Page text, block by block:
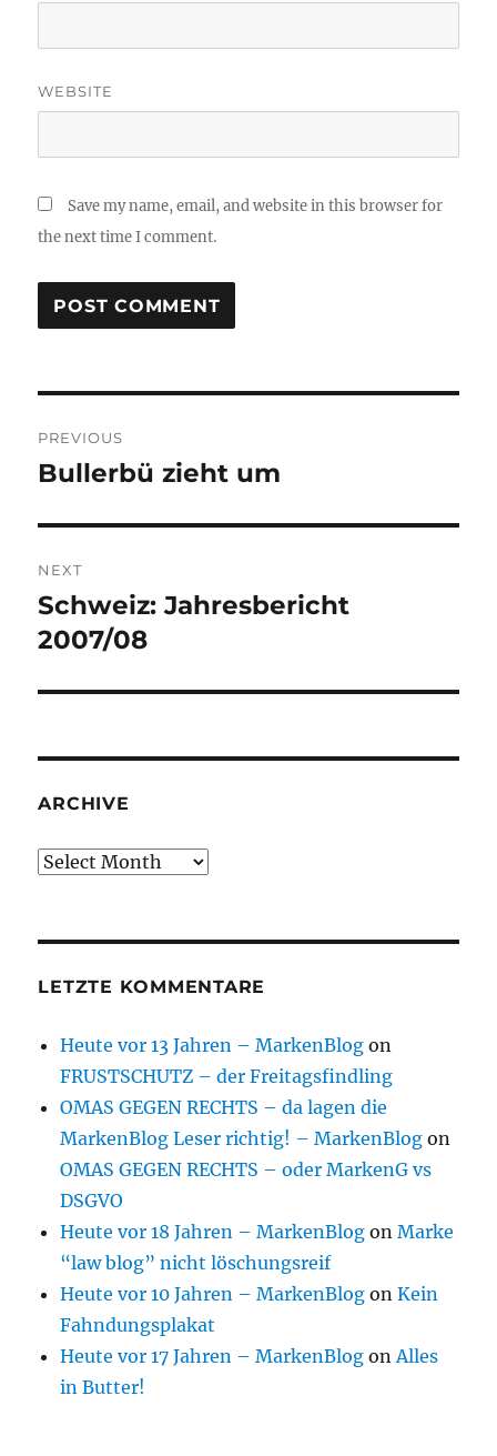
WEBSITE
Save my name, email, and website in this browser for
the next time I comment.
navigation
PREVIOUS
Previous
Bullerbü zieht um
NEXT
Next
post:
Schweiz: Jahresbericht
2007/08
ARCHIVE
Archive
LETZTE KOMMENTARE
Heute vor 13 Jahren – MarkenBlog on
FRUSTSCHUTZ – der Freitagsfindling
OMAS GEGEN RECHTS – da lagen die
MarkenBlog Leser richtig! – MarkenBlog on
OMAS GEGEN RECHTS – oder MarkenG vs
DSGVO
Heute vor 18 Jahren – MarkenBlog onMarke
“law blog” nicht löschungsreif
Heute vor 10 Jahren – MarkenBlog onKein
Fahndungsplakat
Heute vor 17 Jahren – MarkenBlog onAlles
in Butter!